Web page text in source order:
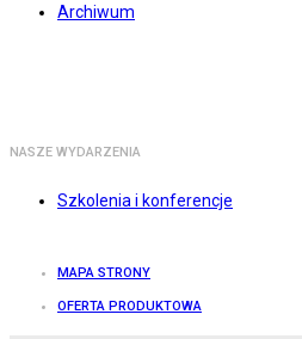
Archiwum
NASZE WYDARZENIA
Szkolenia i konferencje
MAPA STRONY
OFERTA PRODUKTOWA